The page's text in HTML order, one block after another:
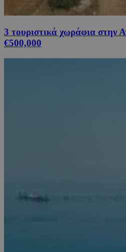
3 τουριστικά χωράφια στην
€500,000